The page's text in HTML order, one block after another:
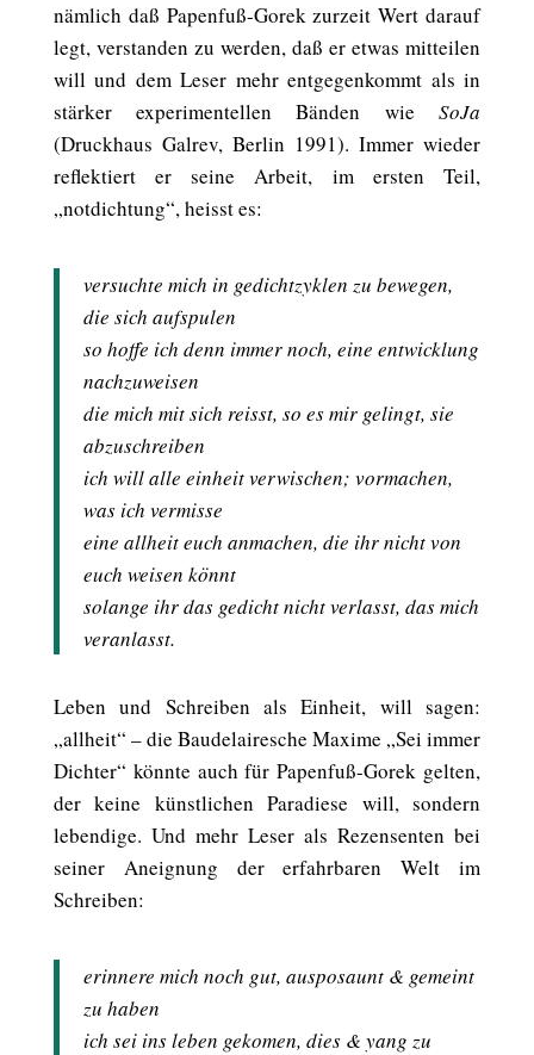
nämlich daß Papenfuß-Gorek zurzeit Wert darauf
legt, verstanden zu werden, daß er etwas mitteilen
will und dem Leser mehr entgegenkommt als in
stärker experimentellen Bänden wieSoJa
(Druckhaus Galrev, Berlin 1991). Immer wieder
reflektiert er seine Arbeit, im ersten Teil,
„notdichtung“, heisst es:
versuchte mich in gedichtzyklen zu bewegen,
die sich aufspulen
so hoffe ich denn immer noch, eine entwicklung
nachzuweisen
die mich mit sich reisst, so es mir gelingt, sie
abzuschreiben
ich will alle einheit verwischen; vormachen,
was ich vermisse
eine allheit euch anmachen, die ihr nicht von
euch weisen könnt
solange ihr das gedicht nicht verlasst, das mich
veranlasst.
Leben und Schreiben als Einheit, will sagen:
„allheit“ – die Baudelairesche Maxime „Sei immer
Dichter“ könnte auch für Papenfuß-Gorek gelten,
der keine künstlichen Paradiese will, sondern
lebendige. Und mehr Leser als Rezensenten bei
seiner Aneignung der erfahrbaren Welt im
Schreiben:
erinnere mich noch gut, ausposaunt & gemeint
zu haben
ich sei ins leben gekomen, dies & yang zu